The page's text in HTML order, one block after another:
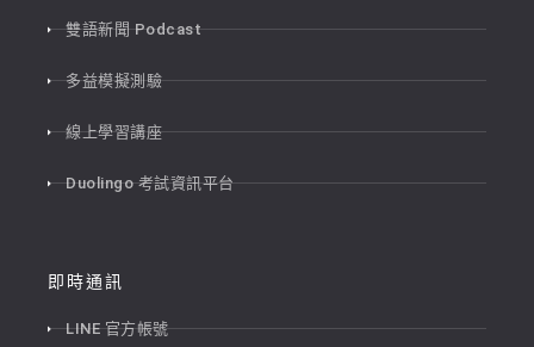
雙語新聞 Podcast
多益模擬測驗
線上學習講座
Duolingo 考試資訊平台
即時通訊
LINE 官方帳號